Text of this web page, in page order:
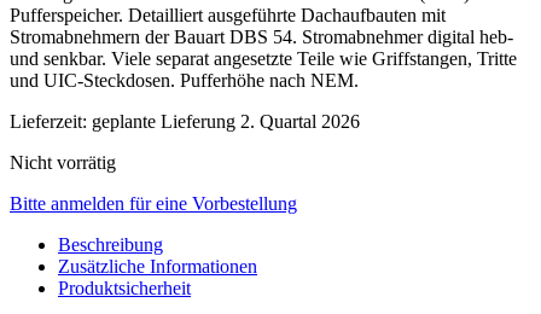
Pufferspeicher. Detailliert ausgeführte Dachaufbauten mit
Stromabnehmern der Bauart DBS 54. Stromabnehmer digital heb-
und senkbar. Viele separat angesetzte Teile wie Griffstangen, Tritte
und UIC-Steckdosen. Pufferhöhe nach NEM.
Lieferzeit: geplante Lieferung 2. Quartal 2026
Nicht vorrätig
Bitte anmelden für eine Vorbestellung
Beschreibung
Zusätzliche Informationen
Produktsicherheit